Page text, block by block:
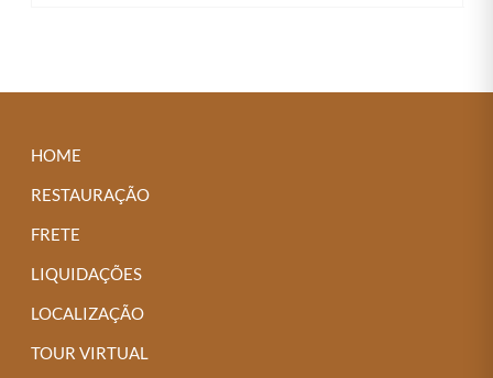
várias
HOME
RESTAURAÇÃO
FRETE
LIQUIDAÇÕES
LOCALIZAÇÃO
TOUR VIRTUAL